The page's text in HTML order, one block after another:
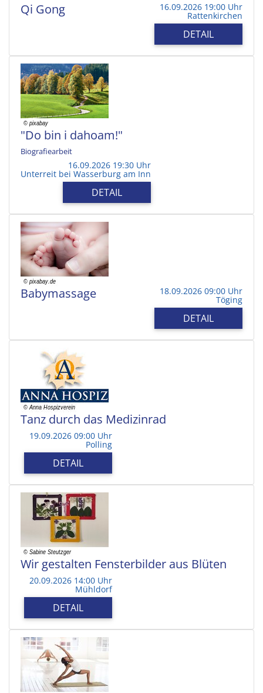
Qi Gong 16.09.2026 19:00 Uhr
Rattenkirchen
DETAIL
"Do bin i dahoam!"
Biografiearbeit
16.09.2026 19:30 Uhr
Unterreit bei Wasserburg am Inn
DETAIL
Babymassage 18.09.2026 09:00 Uhr
Töging
DETAIL
Tanz durch das Medizinrad
19.09.2026 09:00 Uhr
Polling
DETAIL
Wir gestalten Fensterbilder aus Blüten
20.09.2026 14:00 Uhr
Mühldorf
DETAIL